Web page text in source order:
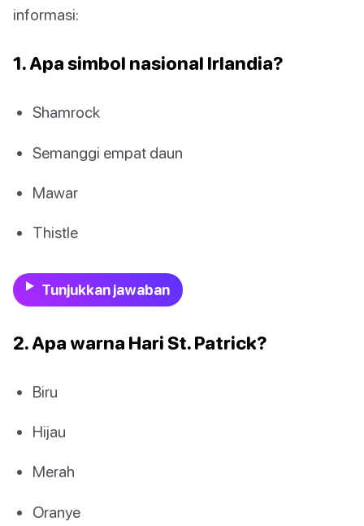
informasi:
1. Apa simbol nasional Irlandia?
Shamrock
Semanggi empat daun
Mawar
Thistle
Tunjukkan jawaban
2. Apa warna Hari St. Patrick?
Biru
Hijau
Merah
Oranye